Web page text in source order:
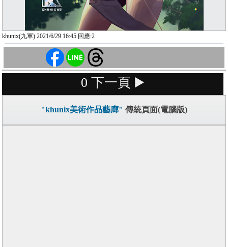
khunix(九軍) 2021/6/29 16:45 回應:2
0 下一頁 ▶️
"khunix美術作品藝廊" 傳統頁面(電腦版)